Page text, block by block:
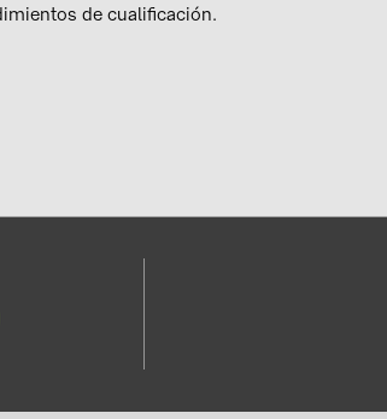
de cualificación.